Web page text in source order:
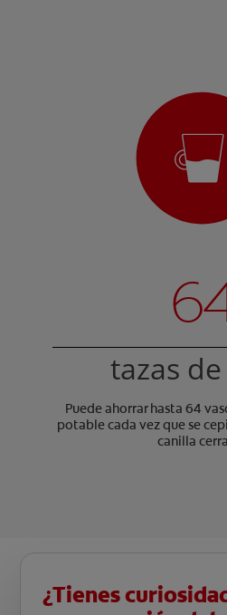
tazas
Puede ahorrar hasta 64
potable cada vez que se
canilla
¿Tienes